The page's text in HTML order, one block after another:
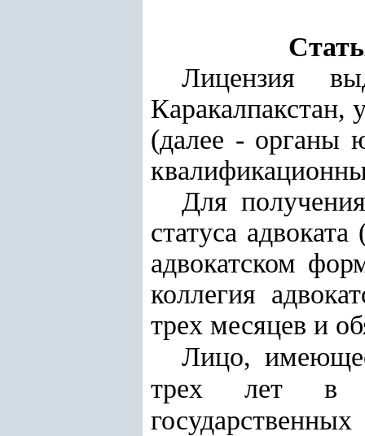
Лицензия
Каракалпакстан,
(далее - органы
Для
статуса
адвокатском
коллегия
трех месяцев и
Лицо,
трех лет в